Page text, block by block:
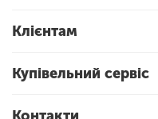
Клієнтам
Купівельний сервіс